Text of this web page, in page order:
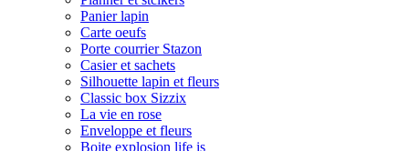
Panier lapin
Carte oeufs
Porte courrier Stazon
Casier et sachets
Silhouette lapin et fleurs
Classic box Sizzix
La vie en rose
Enveloppe et fleurs
Boite explosion life is